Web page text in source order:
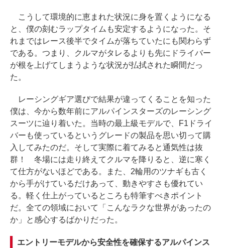
こうして環境的に恵まれた状況に身を置くようになる
と、僕の刻むラップタイムも安定するようになった。そ
れまではレース後半でタイムが落ちていたにも関わらず
である。つまり、クルマがタレるよりも先にドライバー
が根を上げてしまうような状況が払拭された瞬間だっ
た。
レーシングギア選びで結果が違ってくることを知った
僕は、今から数年前にアルパインスターズのレーシング
スーツに辿り着いた。当時の最上級モデルで、F1ドライ
バーも使っているというグレードの製品を思い切って購
入してみたのだ。そして実際に着てみると通気性は抜
群！ 冬場には走り終えてクルマを降りると、逆に寒く
て仕方がないほどである。また、2輪用のツナギも古く
から手がけているだけあって、動きやすさも優れてい
る。軽く仕上がっているところも特筆すべきポイント
だ。全ての領域において「こんなラクな世界があったの
か」と感心するばかりだった。
エントリーモデルから安全性を確保するアルパインス